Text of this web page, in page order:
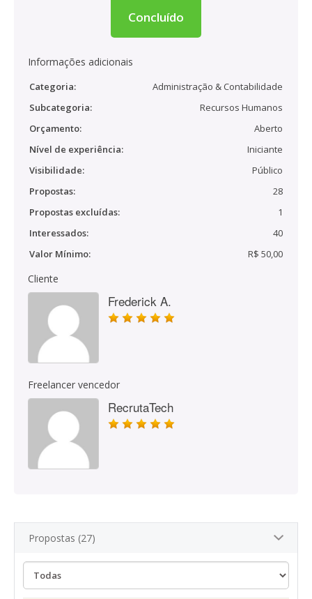
Concluído
Informações adicionais
Categoria:
Administração & Contabilidade
Subcategoria:
Recursos Humanos
Orçamento:
Aberto
Nível de experiência:
Iniciante
Visibilidade:
Público
Propostas:
28
Propostas excluídas:
1
Interessados:
40
Valor Mínimo:
R$ 50,00
Cliente
Frederick A.
Freelancer vencedor
RecrutaTech
Propostas (27)